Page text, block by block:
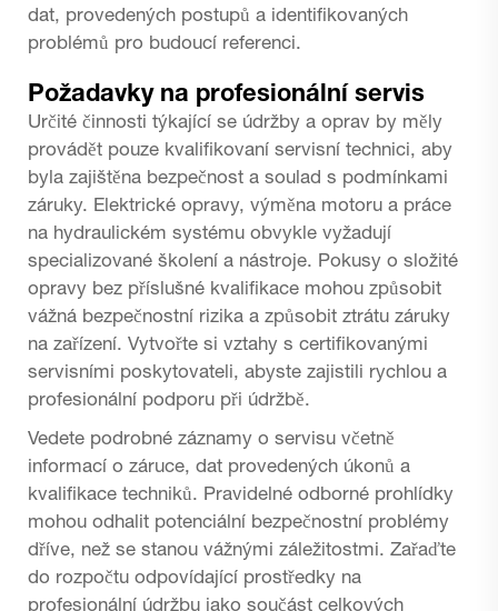
dat, provedených postupů a identifikovaných
problémů pro budoucí referenci.
Požadavky na profesionální servis
Určité činnosti týkající se údržby a oprav by měly
provádět pouze kvalifikovaní servisní technici, aby
byla zajištěna bezpečnost a soulad s podmínkami
záruky. Elektrické opravy, výměna motoru a práce
na hydraulickém systému obvykle vyžadují
specializované školení a nástroje. Pokusy o složité
opravy bez příslušné kvalifikace mohou způsobit
vážná bezpečnostní rizika a způsobit ztrátu záruky
na zařízení. Vytvořte si vztahy s certifikovanými
servisními poskytovateli, abyste zajistili rychlou a
profesionální podporu při údržbě.
Vedete podrobné záznamy o servisu včetně
informací o záruce, dat provedených úkonů a
kvalifikace techniků. Pravidelné odborné prohlídky
mohou odhalit potenciální bezpečnostní problémy
dříve, než se stanou vážnými záležitostmi. Zařaďte
do rozpočtu odpovídající prostředky na
profesionální údržbu jako součást celkových